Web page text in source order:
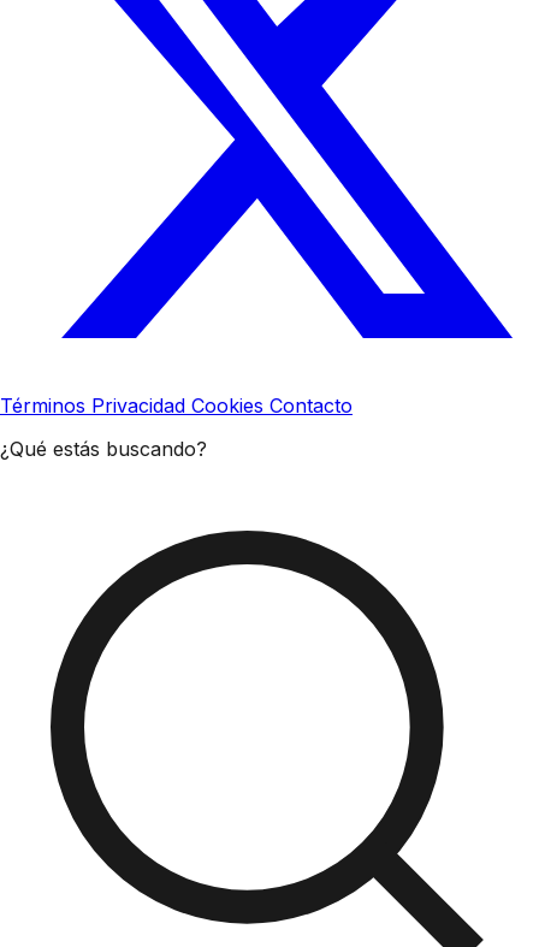
Términos Privacidad Cookies Contacto
¿Qué estás buscando?